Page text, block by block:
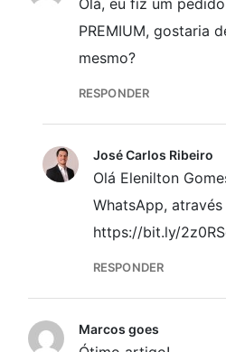
PREMIUM, gostaria
mesmo?
RESPONDER
José Carlos Ribeiro
Olá Elenilton
WhatsApp,
https://bit.ly/
RESPONDER
Marcos goes